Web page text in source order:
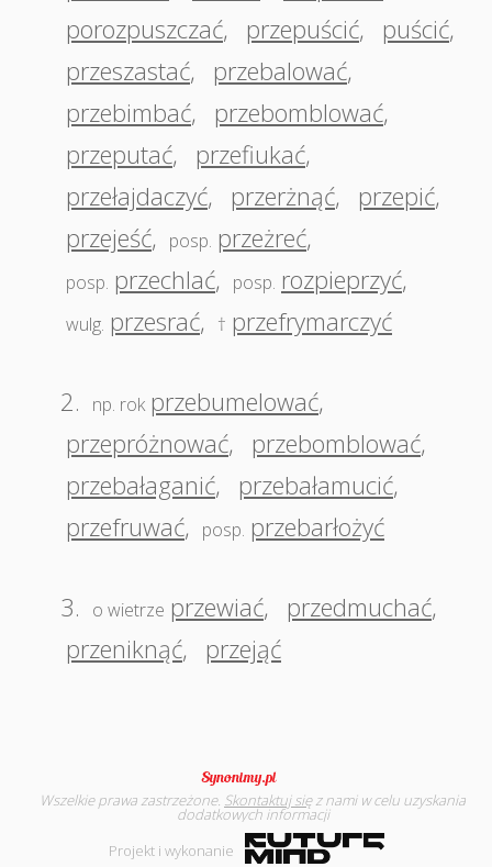
porozpuszczać, przepuścić, puścić,
przeszastać, przebalować,
przebimbać, przebomblować,
przeputać, przefiukać,
przełajdaczyć, przerżnąć, przepić,
przejeść, posp. przeżreć,
posp. przechlać, posp. rozpieprzyć,
wulg. przesrać, † przefrymarczyć
2. np. rok przebumelować,
przepróżnować, przebomblować,
przebałaganić, przebałamucić,
przefruwać, posp. przebarłożyć
3. o wietrze przewiać, przedmuchać,
przeniknąć, przejąć
Wszelkie prawa zastrzeżone. Skontaktuj sięz nami w celu uzyskania
dodatkowych informacji
Projekt i wykonanie